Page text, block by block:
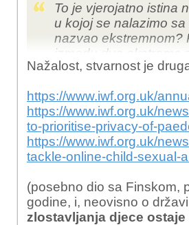
To je vjerojatno istina
u kojoj se nalazimo
nazvao ekstremnom?
izmedu dva ekstrema
mom misljenju samo
Nažalost, stvarnost je
https://www.iwf.org.uk/
https://www.iwf.org.uk/
to-prioritise-privacy-of-
https://www.iwf.org.uk/
tackle-online-child-sexual-
(posebno dio sa Finskom,
godine, i, neovisno o
zlostavljanja djece